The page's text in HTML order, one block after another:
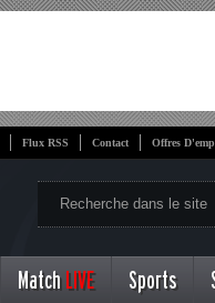
Flux RSS Contact Offres
Match LIVE Sports